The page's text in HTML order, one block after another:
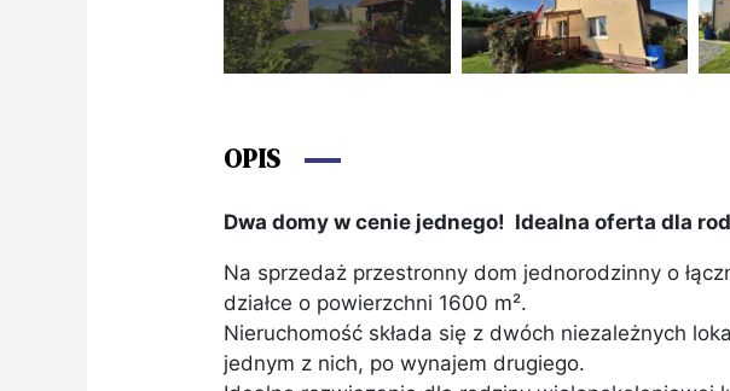
OPIS
Dwa domy w cenie jednego! Idealna oferta dla
Na sprzedaż przestronny dom jednorodzinny o
działce o powierzchni 1600 m².
Nieruchomość składa się z dwóch niezależnych
jednym z nich, po wynajem drugiego.